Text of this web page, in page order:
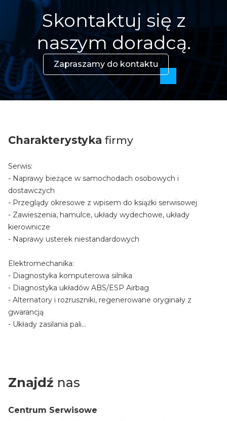
Skontaktuj się z
naszym doradcą.
Zapraszamy do kontaktu
Charakterystyka firmy
Serwis:
- Naprawy bieżące w samochodach osobowych i
dostawczych
- Przeglądy okresowe z wpisem do książki serwisowej
- Zawieszenia, hamulce, układy wydechowe, układy
kierownicze
- Naprawy usterek niestandardowych
Elektromechanika:
- Diagnostyka komputerowa silnika
- Diagnostyka układów ABS/ESP Airbag
- Alternatory i rozruszniki, regenerowane oryginały z
gwarancją
- Układy zasilania pali...
Znajdź nas
Centrum Serwisowe